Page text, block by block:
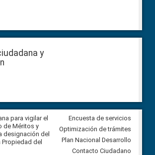
y
para vigilar el
de Méritos y
designación del
del
Veeduría Ciudadana para
construcción del asfaltado de
Ballenita del cantón Santa
Encuesta de servicios
Optimización de trámites
Plan Nacional Desarrollo
Contacto Ciudadano